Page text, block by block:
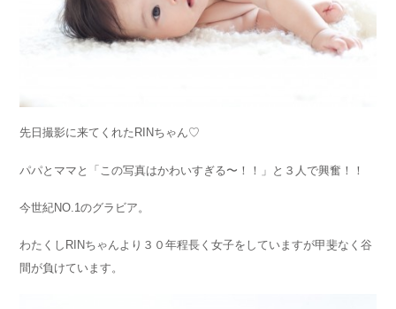
先日撮影に来てくれたRINちゃん♡
パパとママと「この写真はかわいすぎる〜！！」と３人で興奮！！
今世紀NO.1のグラビア。
わたくしRINちゃんより３０年程長く女子をしていますが甲斐なく谷
間が負けています。